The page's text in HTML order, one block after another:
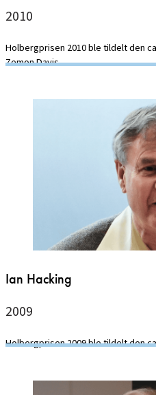
2010
Holbergprisen 2010 ble tildelt den
Zemon Davis.
Ian Hacking
2009
Holbergprisen 2009 ble tildelt den